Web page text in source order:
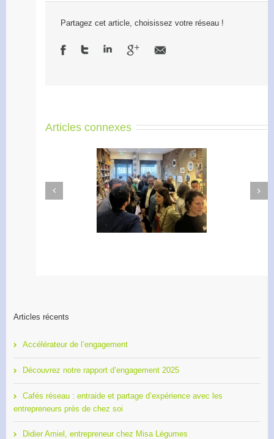
Partagez cet article, choisissez votre réseau !
Articles connexes
Accélérateur de
l’engagement
Previous
Next
Articles récents
Accélérateur de l’engagement
Découvrez notre rapport d’engagement 2025
Cafés réseau : entraide et partage d’expérience avec les
entrepreneurs près de chez soi
Didier Amiel, entrepreneur chez Misa Légumes